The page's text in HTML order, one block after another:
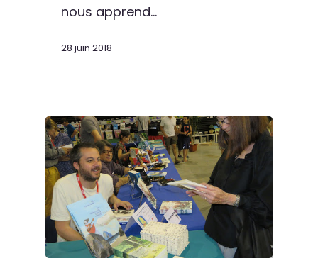
nous apprend…
28 juin 2018